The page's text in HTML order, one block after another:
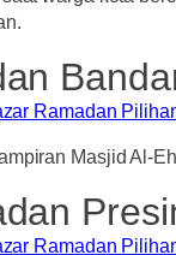
Masjid Al-